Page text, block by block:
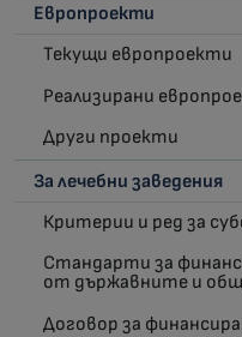
Европроекти
Текущи европроекти
Реализирани
Други проекти
За лечебни заведения
Критерии и ред за
Стандарти за
от държавните и
Договор за